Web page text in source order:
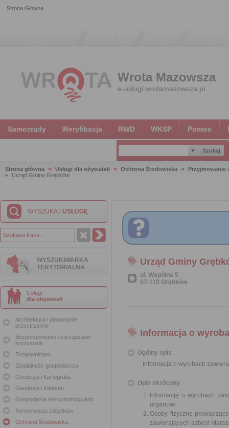
Strona Główna
Wrota Mazowsza
e-uslugi.wrotamazowsza.pl
Samorządy Weryfikacja RWD WKSP Pomoc
Strona główna Usługi dla obywateli Ochrona Środowiska
Przyjmowanie
Urząd Gminy Grębków
WYSZUKAJ USŁUGĘ
WYSZUKIWARKA
TERYTORIALNA
Usługi
dla obywateli
Architektura i planowanie
przestrzenne
Bezpieczeństwo i zarządzanie
kryzysowe
Drogownictwo
Działalność gospodarcza
Geodezja i Kartografia
Geodezja i Kataster
Gospodarka nieruchomościami
Konserwacja zabytków
Ochrona Środowiska
Urząd Gminy
ul. Wspólna 5
07-110 Grębków
Informacja o
Ogólny opis
Informacja o wyrobach
Opis skrócony
Informację o wyrobach
organowi.
Osoby fizyczne
zawierających azbest